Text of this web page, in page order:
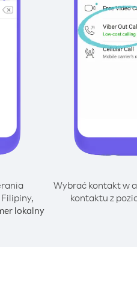
lokalny
Wybrać kontakt w
kontaktu z